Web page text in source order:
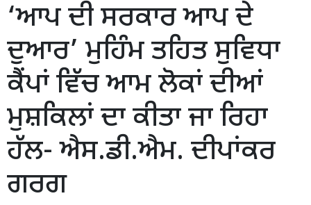
‘ਆਪ ਦੀ ਸਰਕਾਰ ਆਪ ਦੇ
ਦੁਆਰ’ ਮੁਹਿੰਮ ਤਹਿਤ ਸੁਵਿਧਾ
ਕੈਂਪਾਂ ਵਿੱਚ ਆਮ ਲੋਕਾਂ ਦੀਆਂ
ਮੁਸ਼ਕਿਲਾਂ ਦਾ ਕੀਤਾ ਜਾ ਰਿਹਾ
ਹੱਲ- ਐਸ.ਡੀ.ਐਮ. ਦੀਪਾਂਕਰ
ਗਰਗ